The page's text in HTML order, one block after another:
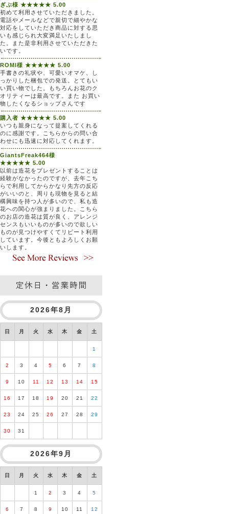
ぎぶ様 ★★★★★ 5.00
初めて利用させていただきました。
電話やメールなどで親切で細やかな
対応をしていただき商品に対する思
いも感じられ大変満足いたしまし
た。また是非利用させていただきた
いです。
ROMI様 ★★★★★ 5.00
手書きの礼状や、可愛いオマケ、し
っかりした梱包での発送。とてもい
い買い物でした。もちろんお花のク
オリティーは最高です。また お買い
物したくなるショップさんです
購入者 ★★★★★ 5.00
いつも親身になって提案してくれる
のに感謝です。こちらからの問い合
わせにも迅速に対応してくれます。
GiantsFreak464様
★★★★★ 5.00
以前は造花をプレゼントすることは
経験がなかったのですが、去年こち
らで利用してからかなり先方の反応
がいいのと、周りも現物を見ると結
構興味を持つ人が多いので、私も造
花への関心が強まりました。こちら
のお店の造花は質が良く、アレンジ
センスもいいものが多いので欲しい
ものが見つけやすくてリピート利用
しています。今後ともよろしくお願
いします。
2026年8月
日 月 火 水 木 金 土
1
2 3 4 5 6 7 8
9 10 11 12 13 14 15
16 17 18 19 20 21 22
23 24 25 26 27 28 29
30 31
2026年9月
日 月 火 水 木 金 土
1 2 3 4 5
6 7 8 9 10 11 12